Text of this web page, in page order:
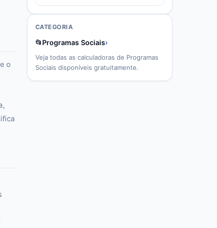
o
CATEGORIA
📂Programas Sociais›
Veja todas as calculadoras de Programas
Sociais disponíveis gratuitamente.